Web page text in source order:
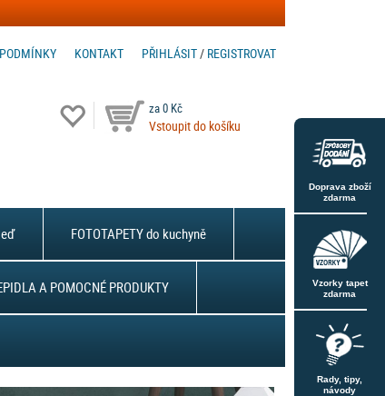
PŘIHLÁSIT/ REGISTROVAT
KONTAKT
za 0 Kč
Vstoupit do košíku
FOTOTAPETY do kuchyně
A POMOCNÉ PRODUKTY
Doprava zboží
zdarma
Vzorky tapet
zdarma
Rady, tipy,
návody